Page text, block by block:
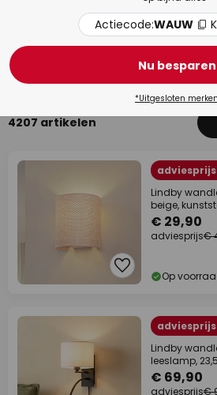
4207 artikelen
adviesprijs
Lindby
beige,
€ 29,90
adviesprijs€
Op
adviesprijs
Lindby
leeslamp,
€ 69,90
adviesprijs€
Actiecode:WAUW
Nu besparen
*Uitgesloten merken